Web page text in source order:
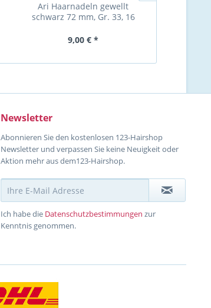
Ari Haarnadeln gewellt
schwarz 72 mm, Gr. 33, 16
9,00 € *
Newsletter
Abonnieren Sie den kostenlosen 123-Hairshop
Newsletter und verpassen Sie keine Neuigkeit oder
Aktion mehr aus dem123-Hairshop.
Ich habe die Datenschutzbestimmungen zur
Kenntnis genommen.